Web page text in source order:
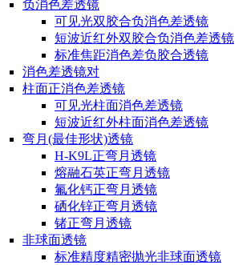
负消色差透镜
可见光双胶合负消色差透镜
短波近红外双胶合负消色差透镜
标准焦距消色差负胶合透镜
消色差透镜对
柱面正消色差透镜
可见光柱面消色差透镜
短波近红外柱面消色差透镜
弯月(最佳形状)透镜
H-K9L正弯月透镜
熔融石英正弯月透镜
氟化钙正弯月透镜
硒化锌正弯月透镜
锗正弯月透镜
非球面透镜
标准精度精密抛光非球面透镜